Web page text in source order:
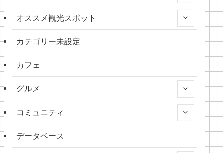
オススメ観光スポット
カテゴリー未設定
カフェ
グルメ
コミュニティ
データベース